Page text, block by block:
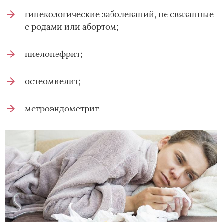
гинекологические заболеваний, не связанные
с родами или абортом;
пиелонефрит;
остеомиелит;
метроэндометрит.